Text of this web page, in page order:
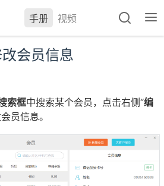
手册 视频
改会员信息
索框中搜索某个会员，点击右侧“编
员信息。